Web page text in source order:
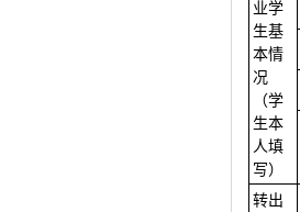
业学
生基
本情
况
（学
生本
人填
写）
转出